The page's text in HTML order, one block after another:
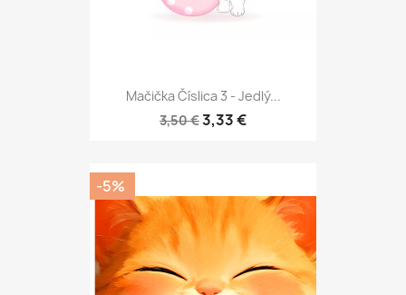
Mačička Číslica 3 - Jedlý...
3,50 €3,33 €
-5%